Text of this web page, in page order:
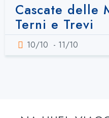
Cascate delle
Terni e Trevi
10/10 - 11/10